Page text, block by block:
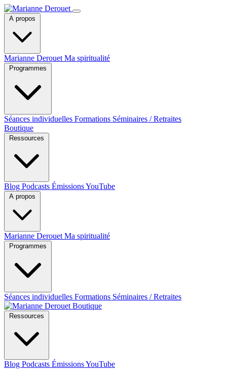
Marianne Derouet Ma spiritualité
Séances individuelles Formations Séminaires / Retraites
Boutique
Blog Podcasts Émissions YouTube
Marianne Derouet Ma spiritualité
Séances individuelles Formations Séminaires / Retraites
Boutique
Blog Podcasts Émissions YouTube